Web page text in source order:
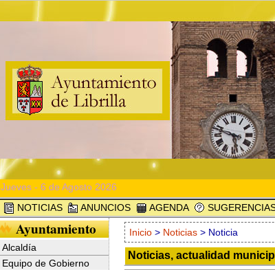
Jueves - 6 de Agosto 2026
NOTICIAS
ANUNCIOS AGENDA
Ayuntamiento
Alcaldía
Equipo de Gobierno
Inicio> Noticias > Noticia
Noticias, actualidad